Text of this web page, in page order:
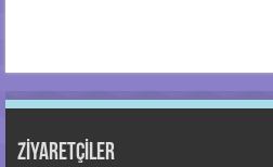
ZİYARETÇİLER